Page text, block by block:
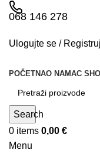
068 146 278
Ulogujte se /
POČETNAO NAMAC
Search
0 items 0,00 €
Menu